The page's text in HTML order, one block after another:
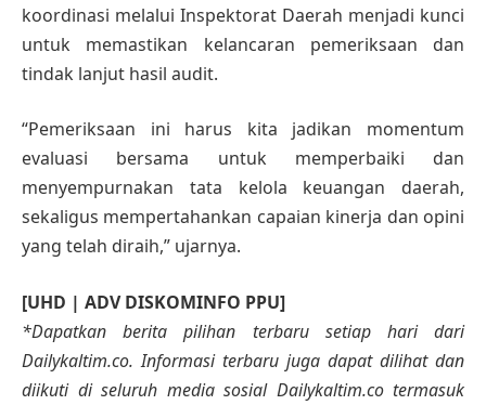
koordinasi melalui Inspektorat Daerah menjadi kunci
untuk memastikan kelancaran pemeriksaan dan
tindak lanjut hasil audit.
“Pemeriksaan ini harus kita jadikan momentum
evaluasi bersama untuk memperbaiki dan
menyempurnakan tata kelola keuangan daerah,
sekaligus mempertahankan capaian kinerja dan opini
yang telah diraih,” ujarnya.
[UHD | ADV DISKOMINFO PPU]
*Dapatkan berita pilihan terbaru setiap hari dari
Dailykaltim.co. Informasi terbaru juga dapat dilihat dan
diikuti di seluruh media sosial Dailykaltim.co termasuk